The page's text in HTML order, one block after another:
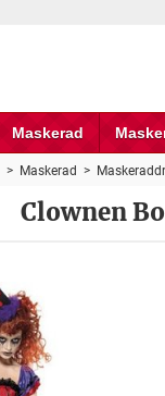
Maskerad
> Maskerad >
Clownen